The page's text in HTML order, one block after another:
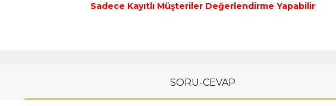
Sadece Kayıtlı Müşteriler Değerlendirme Yapabilir
SORU-CEVAP